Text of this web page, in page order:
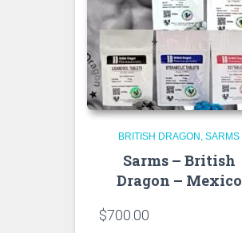
BRITISH DRAGON SARMS
Sarms – British
Dragon – Mexico
$700.00